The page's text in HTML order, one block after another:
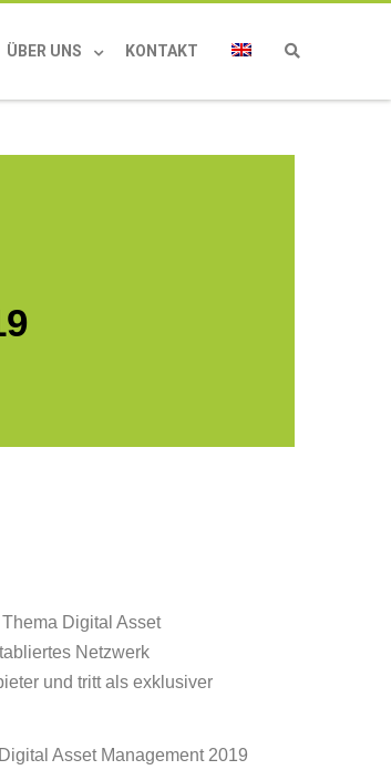
ÜBER UNS KONTAKT
Digital Asset
Netzwerk
und tritt als exklusiver
Asset Management 2019